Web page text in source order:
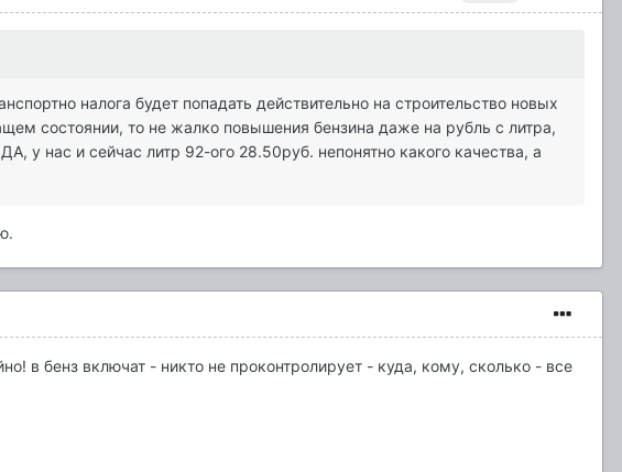
налога будет попадать действительно на строительство новых
состоянии, то не жалко повышения бензина даже на рубль с литра,
у нас и сейчас литр 92-ого 28.50руб. непонятно какого качества, а
в бенз включат - никто не проконтролирует - куда, кому, сколько - все